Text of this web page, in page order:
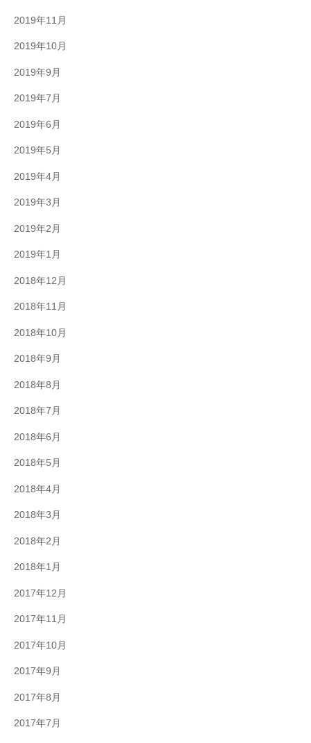
2019年11月
2019年10月
2019年9月
2019年7月
2019年6月
2019年5月
2019年4月
2019年3月
2019年2月
2019年1月
2018年12月
2018年11月
2018年10月
2018年9月
2018年8月
2018年7月
2018年6月
2018年5月
2018年4月
2018年3月
2018年2月
2018年1月
2017年12月
2017年11月
2017年10月
2017年9月
2017年8月
2017年7月